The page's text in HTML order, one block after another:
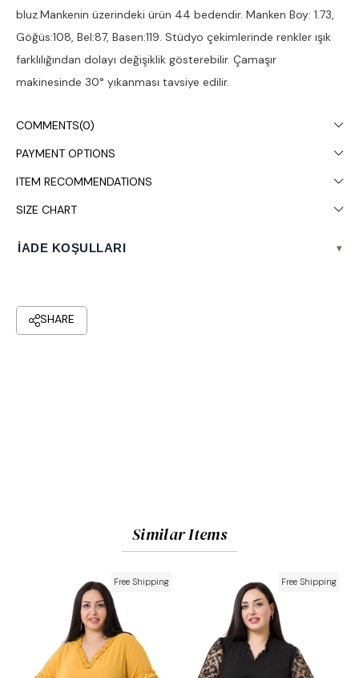
bluz.Mankenin üzerindeki ürün 44 bedendir. Manken Boy: 1.73,
Göğüs:108, Bel:87, Basen:119. Stüdyo çekimlerinde renkler ışık
farklılığından dolayı değişiklik gösterebilir. Çamaşır
makinesinde 30° yıkanması tavsiye edilir.
COMMENTS(0)
PAYMENT OPTIONS
ITEM RECOMMENDATIONS
SIZE CHART
İADE KOŞULLARI ▾
Similar Items
Free Shipping Free Shipping